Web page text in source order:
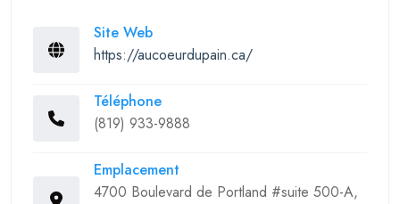
Site Web
https://aucoeurdupain.ca/
Téléphone
(819) 933-9888
Emplacement
4700 Boulevard de Portland #suite 500-A,